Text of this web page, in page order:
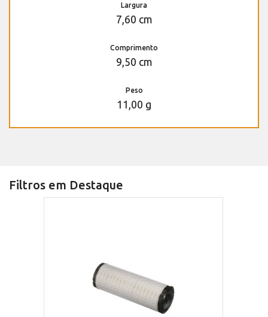
Largura
7,60 cm
Comprimento
9,50 cm
Peso
11,00 g
Filtros em Destaque